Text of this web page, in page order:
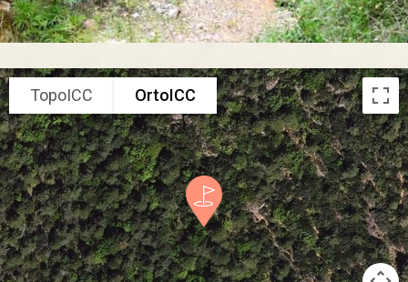
TopoICC OrtoICC